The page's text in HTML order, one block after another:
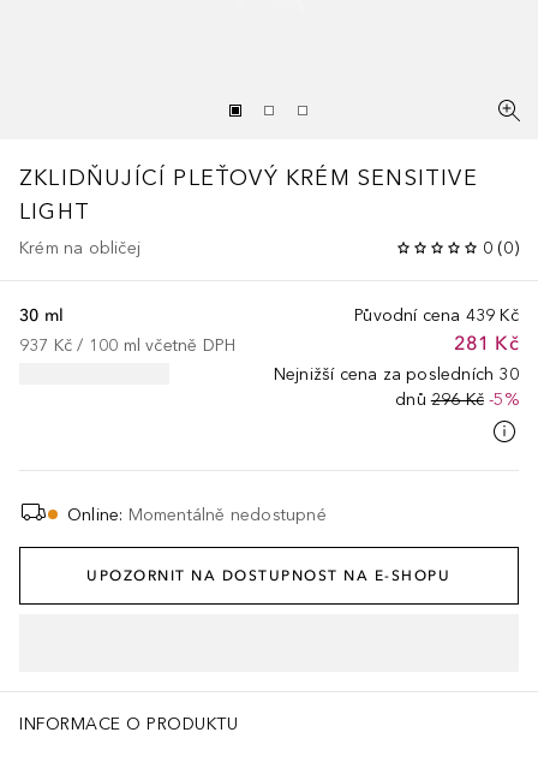
ZKLIDŇUJÍCÍ PLEŤOVÝ KRÉM SENSITIVE
LIGHT
Krém na obličej 0 (0)
Původní cena 439 Kč
281 Kč
Nejnižší cena za posledních 30
dnů 296 Kč -5%
30 ml
937 Kč / 100 ml včetně DPH
Online: Momentálně nedostupné
UPOZORNIT NA DOSTUPNOST NA E-SHOPU
INFORMACE O PRODUKTU